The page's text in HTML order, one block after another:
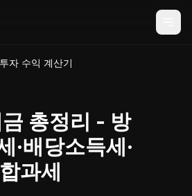
자 수익 계산기
총정리 - 방
·배당소득세·
과세